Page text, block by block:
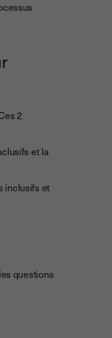
2
et la
inclusifs et
questions